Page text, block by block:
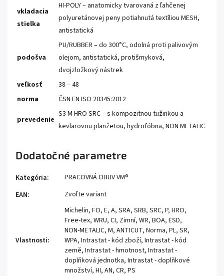
vkladacia
stielka
HI-POLY – anatomicky tvarovaná z ľahčenej
polyuretánovej peny potiahnutá textíliou MESH,
antistatická
podošva
PU/RUBBER – do 300°C, odolná proti palivovým
olejom, antistatická, protišmyková,
dvojzložkový nástrek
veľkosť
38 – 48
norma
ČSN EN ISO 20345:2012
prevedenie
S3 M HRO SRC – s kompozitnou tužinkou a
kevlarovou planžetou, hydrofóbna, NON METALIC
Dodatočné parametre
Kategória:
PRACOVNÁ OBUV VM®
EAN: Zvoľte variant
Vlastnosti:
Michelin, FO, E, A, SRA, SRB, SRC, P, HRO,
Free-tex, WRU, CI, Zimní, WR, BOA, ESD,
NON-METALIC, M, ANTICUT, Norma, PL, SR,
WPA, Intrastat - kód zboží, Intrastat - kód
země, Intrastat - hmotnost, Intrastat -
doplňková jednotka, Intrastat - doplňkové
množství, HI, AN, CR, PS